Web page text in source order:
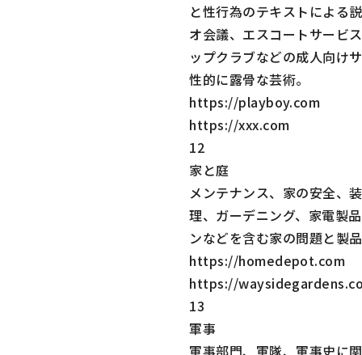
と性行為のテキストによる
オ会議、エスコートサービ
ップクラブなどの成人向け
性的に露骨な芸術。
https://playboy.com
https://xxx.com
12
家と庭
メンテナンス、家の安全、
理、ガーデニング、家電製
ンなどを含む家の問題と製
https://homedepot.com
https://
13
軍事
軍事部門、軍隊、軍事史に